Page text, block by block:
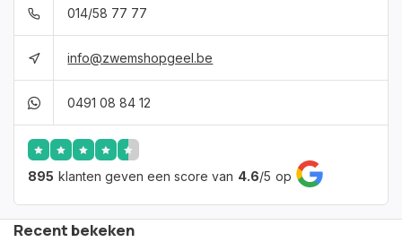
014/58 77 77
info@zwemshopgeel.be
0491 08 84 12
895 klanten geven een score van 4.6/5 op
Recent bekeken